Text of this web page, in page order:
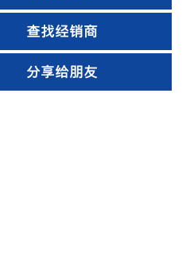
查找经销商
分享给朋友